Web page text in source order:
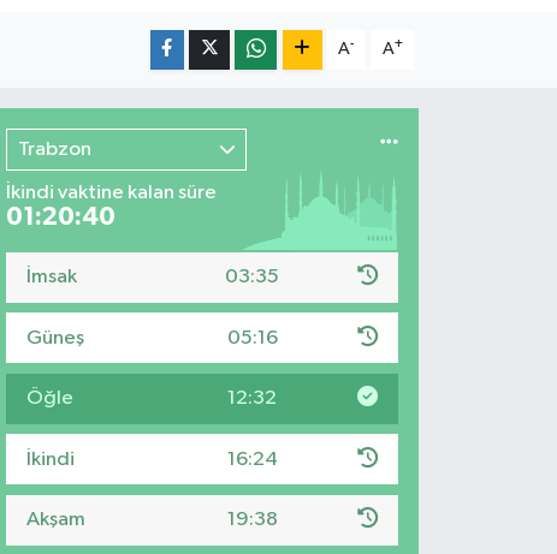
A- A+
Trabzon
İkindi vaktine kalan süre
01:20:38
İmsak 03:35
Güneş 05:16
Öğle 12:32
İkindi 16:24
Akşam 19:38